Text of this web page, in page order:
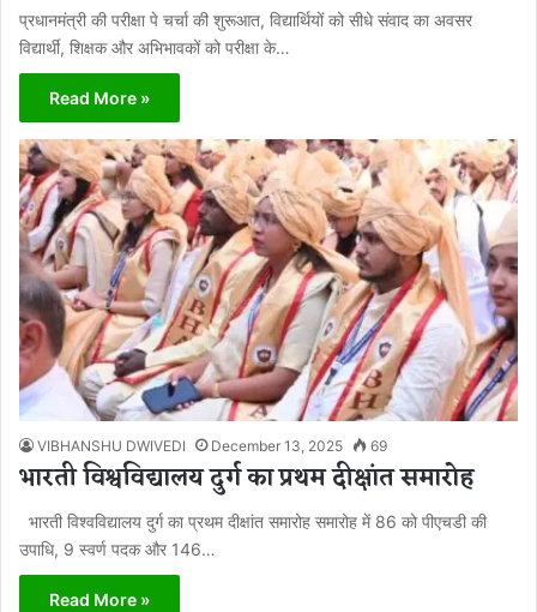
प्रधानमंत्री की परीक्षा पे चर्चा की शुरूआत, विद्यार्थियों को सीधे संवाद का अवसर
विद्यार्थी, शिक्षक और अभिभावकों को परीक्षा के…
Read More »
VIBHANSHU DWIVEDI December 13, 2025 69
भारती विश्वविद्यालय दुर्ग का प्रथम दीक्षांत समारोह
भारती विश्वविद्यालय दुर्ग का प्रथम दीक्षांत समारोह समारोह में 86 को पीएचडी की
उपाधि, 9 स्वर्ण पदक और 146…
Read More »